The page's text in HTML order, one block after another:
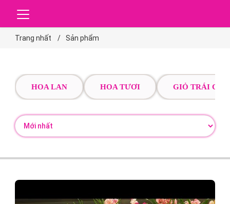
Trang nhất Sản phẩm
HOA LAN HOA TƯƠI GIỎ TRÁI CÂY